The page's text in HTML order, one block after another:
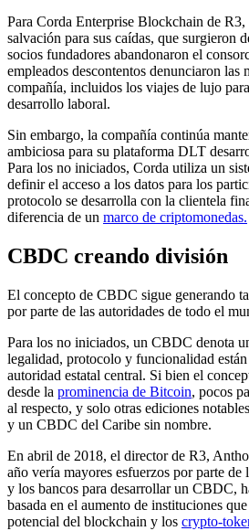
Para Corda Enterprise Blockchain de R3,
salvación para sus caídas, que surgieron
socios fundadores abandonaron el
empleados descontentos denunciaron las
compañía, incluidos los viajes de lujo
desarrollo laboral.
Sin embargo, la compañía continúa
ambiciosa para su plataforma DLT
Para los no iniciados, Corda utiliza un
definir el acceso a los datos para los
protocolo se desarrolla con la clientela
diferencia de un marco de criptomonedas.
CBDC creando división
El concepto de CBDC sigue generando
por parte de las autoridades de todo el
Para los no iniciados, un CBDC denota
legalidad, protocolo y funcionalidad
autoridad estatal central. Si bien el
desde la prominencia de Bitcoin, pocos
al respecto, y solo otras ediciones
y un CBDC del Caribe sin nombre.
En abril de 2018, el director de R3,
año vería mayores esfuerzos por parte de
y los bancos para desarrollar un CBDC,
basada en el aumento de instituciones
potencial del blockchain y los crypto-